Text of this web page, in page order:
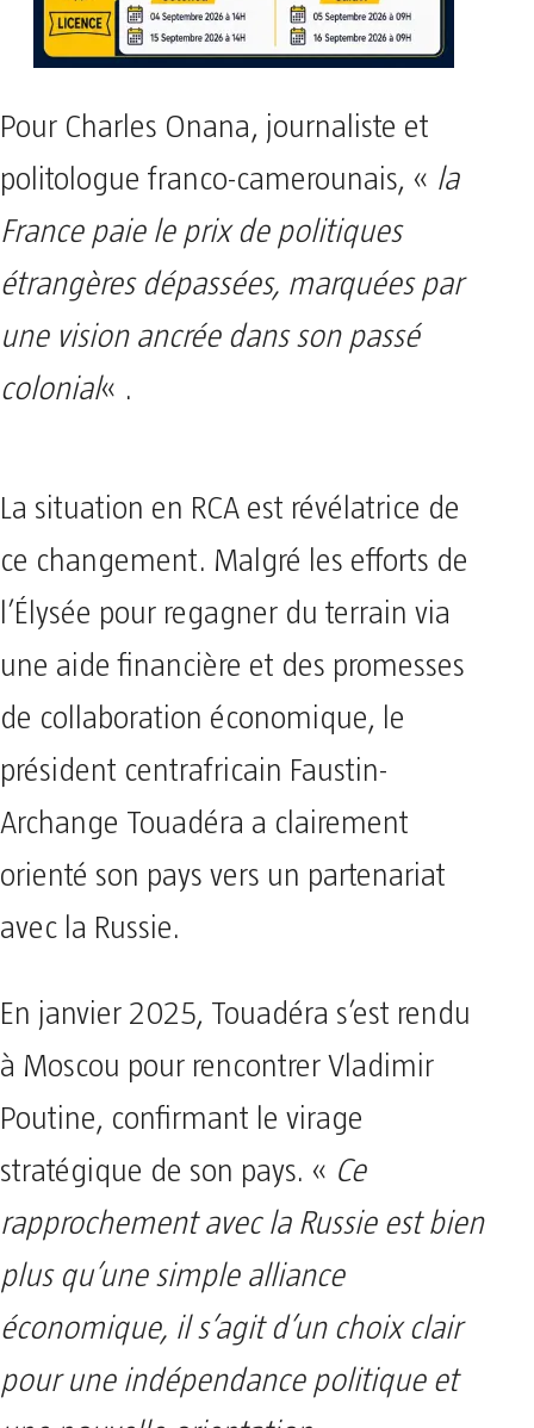
Pour Charles Onana, journaliste et
politologue franco-camerounais, « la
France paie le prix de politiques
étrangères dépassées, marquées par
une vision ancrée dans son passé
colonial« .
La situation en RCA est révélatrice de
ce changement. Malgré les efforts de
l’Élysée pour regagner du terrain via
une aide financière et des promesses
de collaboration économique, le
président centrafricain Faustin-
Archange Touadéra a clairement
orienté son pays vers un partenariat
avec la Russie.
En janvier 2025, Touadéra s’est rendu
à Moscou pour rencontrer Vladimir
Poutine, confirmant le virage
stratégique de son pays. « Ce
rapprochement avec la Russie est bien
plus qu’une simple alliance
économique, il s’agit d’un choix clair
pour une indépendance politique et